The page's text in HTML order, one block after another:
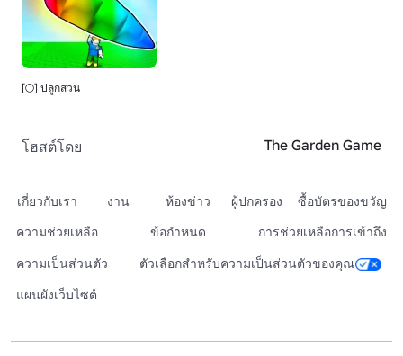
[🌕] ปลูกสวน
โฮสต์โดย The Garden Game
เกี่ยวกับเรา งาน ห้องข่าว ผู้ปกครอง
ซื้อบัตรของขวัญ
ความช่วยเหลือ
ข้อกำหนด
การช่วยเหลือการเข้าถึง
ความเป็นส่วนตัว
ตัวเลือกสำหรับความเป็นส่วนตัวของคุณ
แผนผังเว็บไซต์